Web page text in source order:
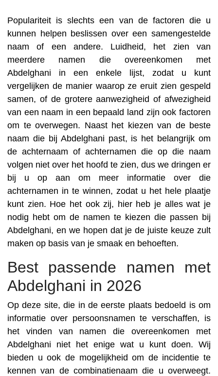
Populariteit is slechts een van de factoren die u
kunnen helpen beslissen over een samengestelde
naam of een andere. Luidheid, het zien van
meerdere namen die overeenkomen met
Abdelghani in een enkele lijst, zodat u kunt
vergelijken de manier waarop ze eruit zien gespeld
samen, of de grotere aanwezigheid of afwezigheid
van een naam in een bepaald land zijn ook factoren
om te overwegen. Naast het kiezen van de beste
naam die bij Abdelghani past, is het belangrijk om
de achternaam of achternamen die op die naam
volgen niet over het hoofd te zien, dus we dringen er
bij u op aan om meer informatie over die
achternamen in te winnen, zodat u het hele plaatje
kunt zien. Hoe het ook zij, hier heb je alles wat je
nodig hebt om de namen te kiezen die passen bij
Abdelghani, en we hopen dat je de juiste keuze zult
maken op basis van je smaak en behoeften.
Best passende namen met
Abdelghani in 2026
Op deze site, die in de eerste plaats bedoeld is om
informatie over persoonsnamen te verschaffen, is
het vinden van namen die overeenkomen met
Abdelghani niet het enige wat u kunt doen. Wij
bieden u ook de mogelijkheid om de incidentie te
kennen van de combinatienaam die u overweegt.